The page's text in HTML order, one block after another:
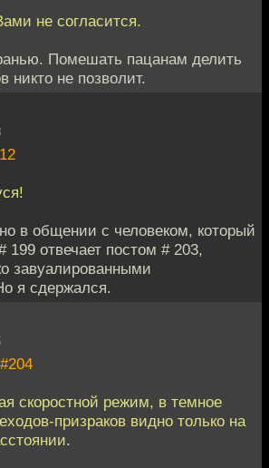
не согласится.
Помешать пацанам делить
никто не позволит.
в общении с человеком, который
199 отвечает постом # 203,
завуалированными
я сдержался.
#204
скоростной режим, в темное
призраков видно только на